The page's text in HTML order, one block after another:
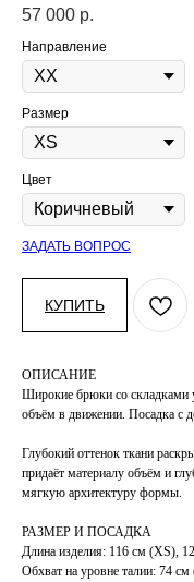
57 000 р.
Направление
Размер
Цвет
ЗАДАТЬ ВОПРОС
КУПИТЬ
ОПИСАНИЕ
Широкие брюки со складками
объём в движении. Посадка с
Глубокий оттенок ткани
придаёт материалу объём и
мягкую архитектуру формы.
РАЗМЕР И ПОСАДКА
Длина изделия: 116 см (XS),
Обхват на уровне талии: 74